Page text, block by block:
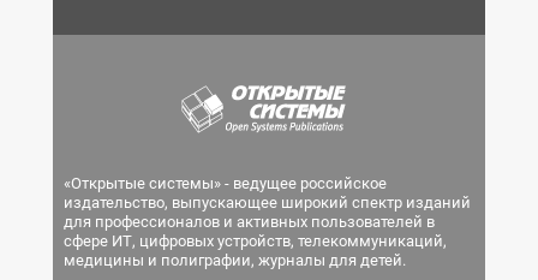
«Открытые системы» - ведущее российское
издательство, выпускающее широкий спектр изданий
для профессионалов и активных пользователей в
сфере ИТ, цифровых устройств, телекоммуникаций,
медицины и полиграфии, журналы для детей.